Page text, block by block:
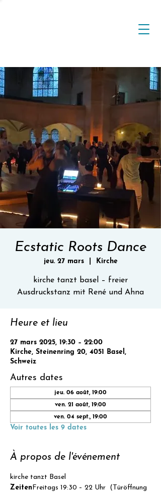
Ecstatic Roots Dance
jeu. 27 mars
  |
Kirche
kirche tanzt basel – freier
Ausdruckstanz mit René und Ahna
Heure et lieu
27 mars 2025, 19:30 – 22:00
Kirche, Steinenring 20, 4051 Basel,
Schweiz
Autres dates
jeu. 06 août, 19:00
ven. 21 août, 19:00
ven. 04 sept., 19:00
Voir toutes les 9 dates
À propos de l'événement
kirche tanzt Basel
ZeitenFreitags 19:30 – 22 Uhr  (Türöffnung